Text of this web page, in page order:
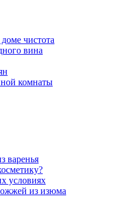
чистота
вина
комнаты
варенья
условиях
из изюма